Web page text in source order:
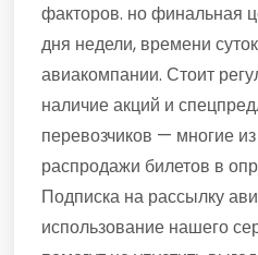
факторов. но финальная
дня недели, времени
авиакомпании. Стоит
наличие акций и
перевозчиков — многие
распродажи билетов в
Подписка на рассылку
использование нашего